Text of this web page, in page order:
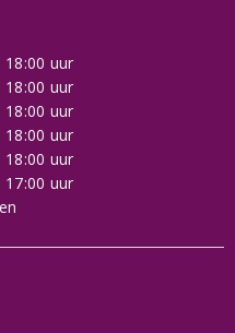
18:00 uur
18:00 uur
18:00 uur
18:00 uur
18:00 uur
17:00 uur